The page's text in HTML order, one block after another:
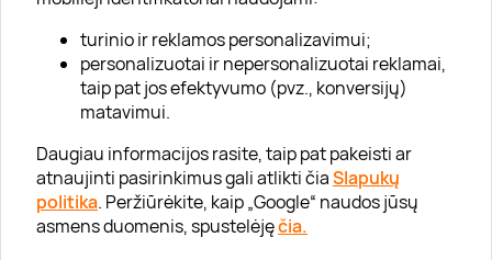
turinio ir reklamos personalizavimui;
personalizuotai ir nepersonalizuotai reklamai,
taip pat jos efektyvumo (pvz., konversijų)
matavimui.
Daugiau informacijos rasite, taip pat pakeisti ar
atnaujinti pasirinkimus gali atlikti čiaSlapukų
politika. Peržiūrėkite, kaip „Google“ naudos jūsų
asmens duomenis, spustelėjęčia.
Visi partneriai
Kontaktai
Tinklaraštis
Informacija